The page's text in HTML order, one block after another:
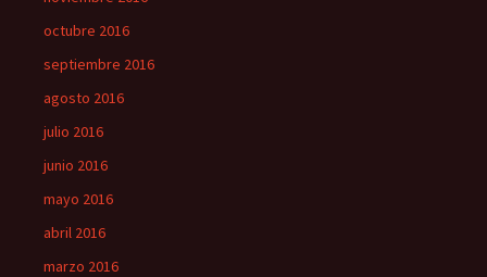
octubre 2016
septiembre 2016
agosto 2016
julio 2016
junio 2016
mayo 2016
abril 2016
marzo 2016